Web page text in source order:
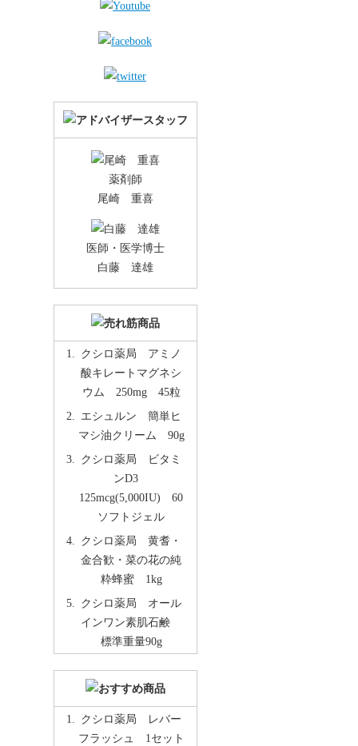
薬剤師
尾崎 重喜
医師・医学博士
白藤 達雄
クシロ薬局 アミノ
酸キレートマグネシ
ウム 250mg 45粒
エシュルン 簡単ヒ
マシ油クリーム 90g
クシロ薬局 ビタミ
ンD3
125mcg(5,000IU) 60
ソフトジェル
クシロ薬局 黄耆・
金合歓・菜の花の純
粋蜂蜜 1kg
クシロ薬局 オール
インワン素肌石鹸
標準重量90g
クシロ薬局 レバー
フラッシュ 1セット